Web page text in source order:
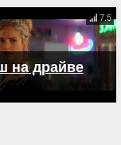
на драйве
7.5